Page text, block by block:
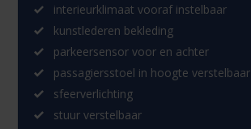
interieurklimaat vooraf instelbaar
kunstlederen bekleding
parkeersensor voor en achter
passagiersstoel in hoogte verstelbaar
sfeerverlichting
stuur verstelbaar